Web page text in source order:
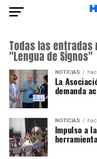
Todas las
"Lengua de Signos"
NOTICIAS
La
demanda
NOTICIAS
Impulso a